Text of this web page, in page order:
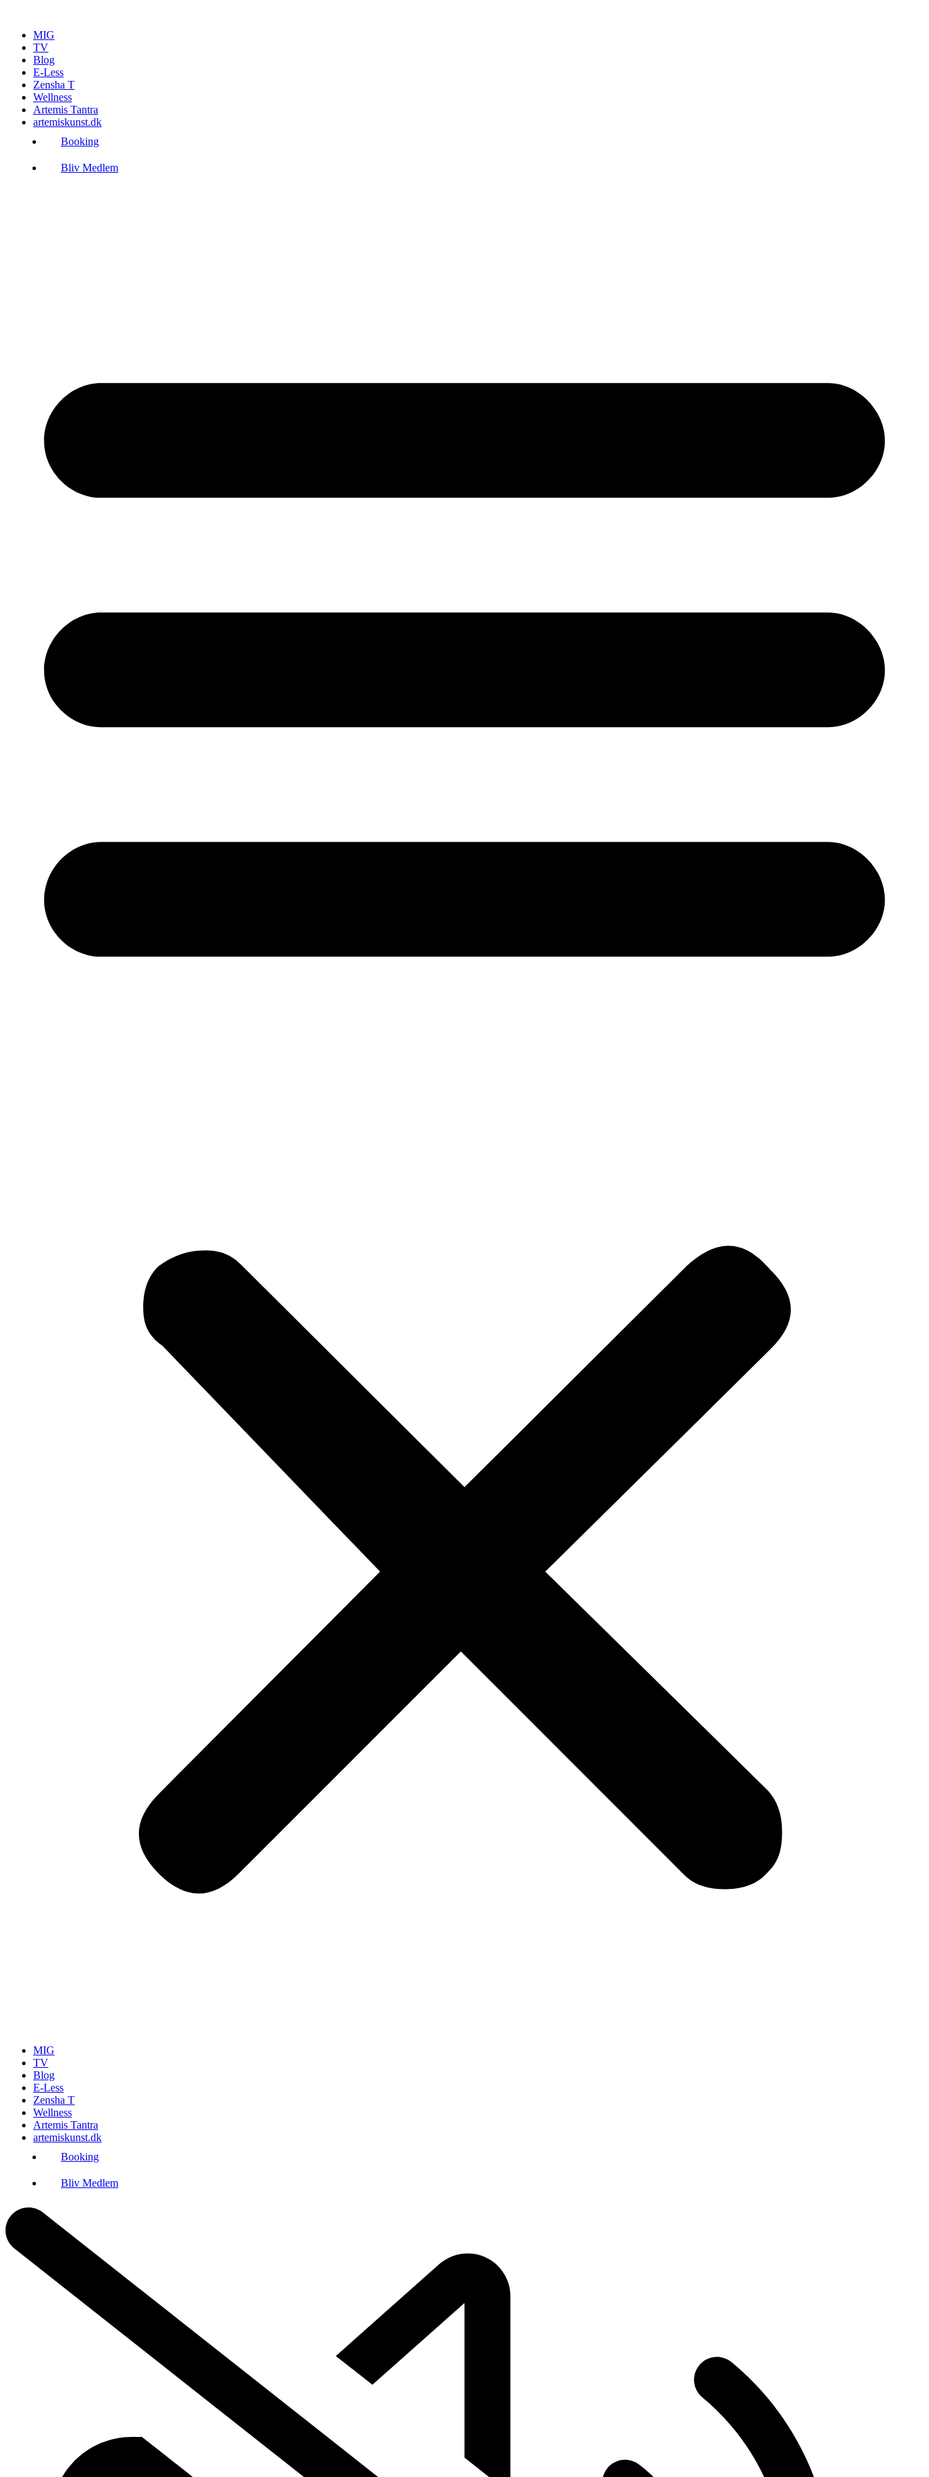
indholdMIG
TV
Blog
E-Less
Zensha T
Wellness
Artemis Tantra
artemiskunst.dk
Booking
Bliv Medlem
MIG
TV
Blog
E-Less
Zensha T
Wellness
Artemis Tantra
artemiskunst.dk
Booking
Bliv Medlem